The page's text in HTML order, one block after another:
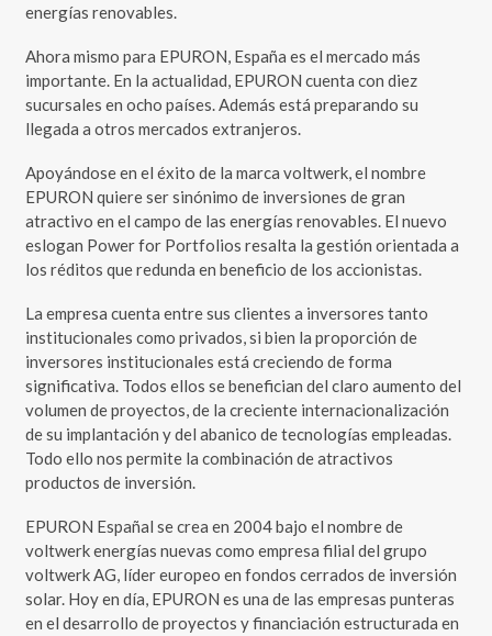
energías renovables.
Ahora mismo para EPURON, España es el mercado más
importante. En la actualidad, EPURON cuenta con diez
sucursales en ocho países. Además está preparando su
llegada a otros mercados extranjeros.
Apoyándose en el éxito de la marca voltwerk, el nombre
EPURON quiere ser sinónimo de inversiones de gran
atractivo en el campo de las energías renovables. El nuevo
eslogan Power for Portfolios resalta la gestión orientada a
los réditos que redunda en beneficio de los accionistas.
La empresa cuenta entre sus clientes a inversores tanto
institucionales como privados, si bien la proporción de
inversores institucionales está creciendo de forma
significativa. Todos ellos se benefician del claro aumento del
volumen de proyectos, de la creciente internacionalización
de su implantación y del abanico de tecnologías empleadas.
Todo ello nos permite la combinación de atractivos
productos de inversión.
EPURON Españal se crea en 2004 bajo el nombre de
voltwerk energías nuevas como empresa filial del grupo
voltwerk AG, líder europeo en fondos cerrados de inversión
solar. Hoy en día, EPURON es una de las empresas punteras
en el desarrollo de proyectos y financiación estructurada en